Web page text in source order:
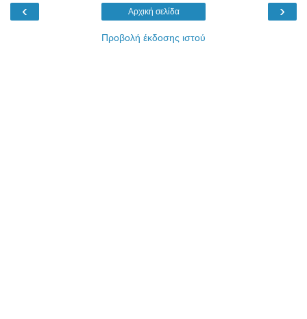
‹ ›
Αρχική σελίδα
Προβολή έκδοσης ιστού